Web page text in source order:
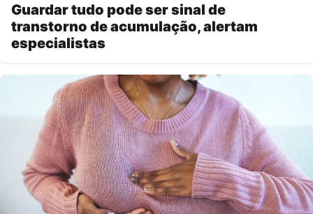
Guardar tudo pode ser sinal de
transtorno de acumulação, alertam
especialistas